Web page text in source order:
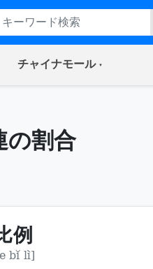
チャイナモール(current)
の割合
例
bǐ lì]